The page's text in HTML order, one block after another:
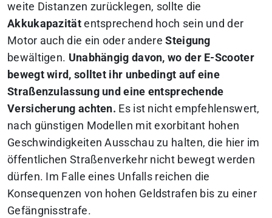
weite Distanzen zurücklegen, sollte die
Akkukapazitätentsprechend hoch sein und der
Motor auch die ein oder andereSteigung
bewältigen. Unabhängig davon, wo der E-Scooter
bewegt wird, solltet ihr unbedingt auf eine
Straßenzulassung und eine entsprechende
Versicherung achten. Es ist nicht empfehlenswert,
nach günstigen Modellen mit exorbitant hohen
Geschwindigkeiten Ausschau zu halten, die hier im
öffentlichen Straßenverkehr nicht bewegt werden
dürfen. Im Falle eines Unfalls reichen die
Konsequenzen von hohen Geldstrafen bis zu einer
Gefängnisstrafe.